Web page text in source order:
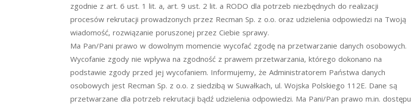
zgodnie z art. 6 ust. 1 lit. a, art. 9 ust. 2 lit. a RODO dla potrzeb niezbędnych do realizacji
procesów rekrutacji prowadzonych przez Recman Sp. z o.o. oraz udzielenia odpowiedzi na Twoją
wiadomość, rozwiązanie poruszonej przez Ciebie sprawy.
Ma Pan/Pani prawo w dowolnym momencie wycofać zgodę na przetwarzanie danych osobowych.
Wycofanie zgody nie wpływa na zgodność z prawem przetwarzania, którego dokonano na
podstawie zgody przed jej wycofaniem. Informujemy, że Administratorem Państwa danych
osobowych jest Recman Sp. z o.o. z siedzibą w Suwałkach, ul. Wojska Polskiego 112E. Dane są
przetwarzane dla potrzeb rekrutacji bądź udzielenia odpowiedzi. Ma Pani/Pan prawo m.in. dostępu